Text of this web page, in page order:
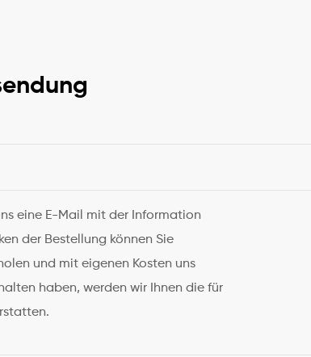
eine E-Mail mit der Information
der Bestellung können Sie
und mit eigenen Kosten uns
haben, werden wir Ihnen die für